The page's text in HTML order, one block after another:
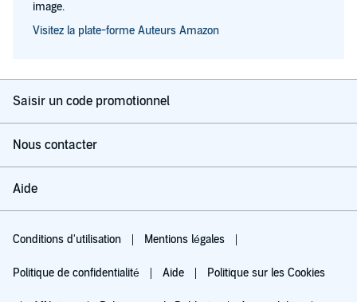
image.
Visitez la plate-forme Auteurs Amazon
Saisir un code promotionnel
Nous contacter
Aide
Conditions d'utilisation Mentions légales
Politique de confidentialité Aide Politique sur les Cookies